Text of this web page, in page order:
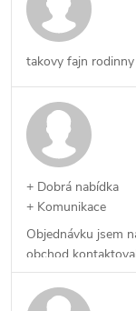
takovy fajn rodinny
+ Dobrá nabídka
+ Komunikace
Objednávku jsem
obchod
což kvituji.